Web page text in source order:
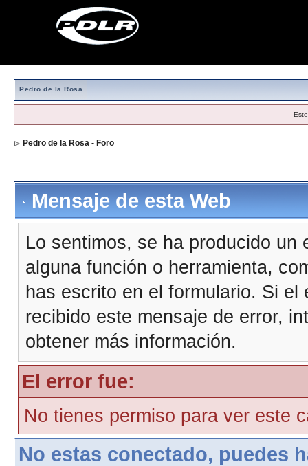
Pedro de la Rosa
Pedro de la Rosa - Foro
Mensaje de esta Web
Lo sentimos, se ha producido
alguna función o herramienta,
has escrito en el formulario. Si
recibido este mensaje de error,
obtener más información.
El error fue:
No tienes permiso para ver este
No estas conectado, puedes